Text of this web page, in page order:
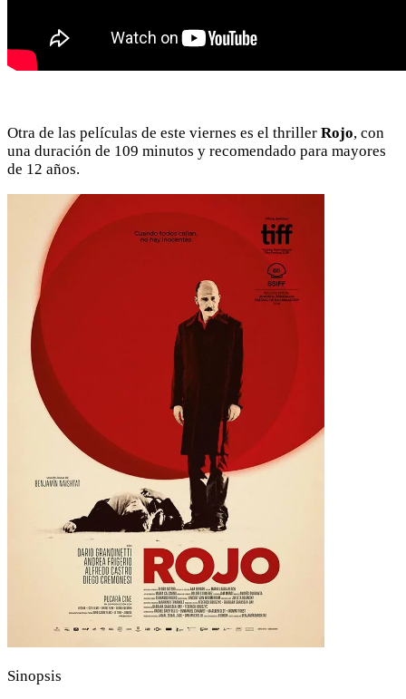
Otra de las películas de este viernes es el thriller Rojo, con
una duración de 109 minutos y recomendado para mayores
de 12 años.
Sinopsis